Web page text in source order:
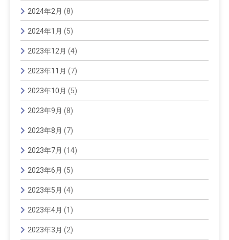
2024年2月 (8)
2024年1月 (5)
2023年12月 (4)
2023年11月 (7)
2023年10月 (5)
2023年9月 (8)
2023年8月 (7)
2023年7月 (14)
2023年6月 (5)
2023年5月 (4)
2023年4月 (1)
2023年3月 (2)